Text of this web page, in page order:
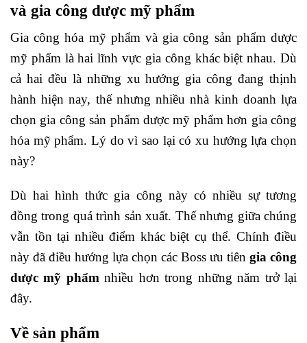
và gia công dược mỹ phẩm
Gia công hóa mỹ phẩm và gia công sản phẩm dược
mỹ phẩm là hai lĩnh vực gia công khác biệt nhau. Dù
cả hai đều là những xu hướng gia công đang thịnh
hành hiện nay, thế nhưng nhiều nhà kinh doanh lựa
chọn gia công sản phẩm dược mỹ phẩm hơn gia công
hóa mỹ phẩm. Lý do vì sao lại có xu hướng lựa chọn
này?
Dù hai hình thức gia công này có nhiều sự tương
đồng trong quá trình sản xuất. Thế nhưng giữa chúng
vẫn tồn tại nhiều điểm khác biệt cụ thể. Chính điều
này đã điều hướng lựa chọn các Boss ưu tiên gia công
dược mỹ phẩmnhiều hơn trong những năm trở lại
đây.
Về sản phẩm